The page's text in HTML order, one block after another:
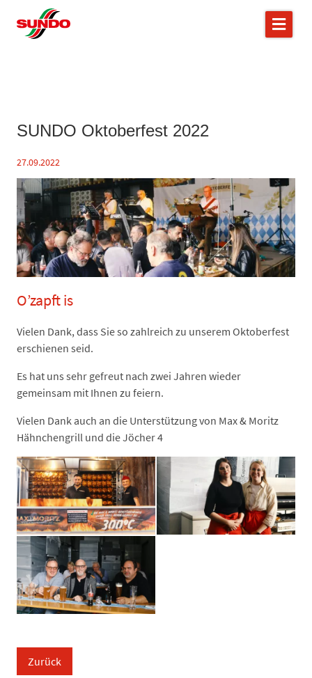
SUNDO Oktoberfest 2022
27.09.2022
O’zapft is
Vielen Dank, dass Sie so zahlreich zu unserem Oktoberfest
erschienen seid.
Es hat uns sehr gefreut nach zwei Jahren wieder
gemeinsam mit Ihnen zu feiern.
Vielen Dank auch an die Unterstützung von Max & Moritz
Hähnchengrill und die Jöcher 4
Zurück